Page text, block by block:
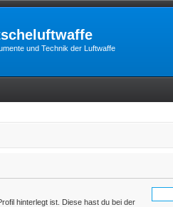
und Technik der Luftwaffe
hinterlegt ist. Diese hast du bei der